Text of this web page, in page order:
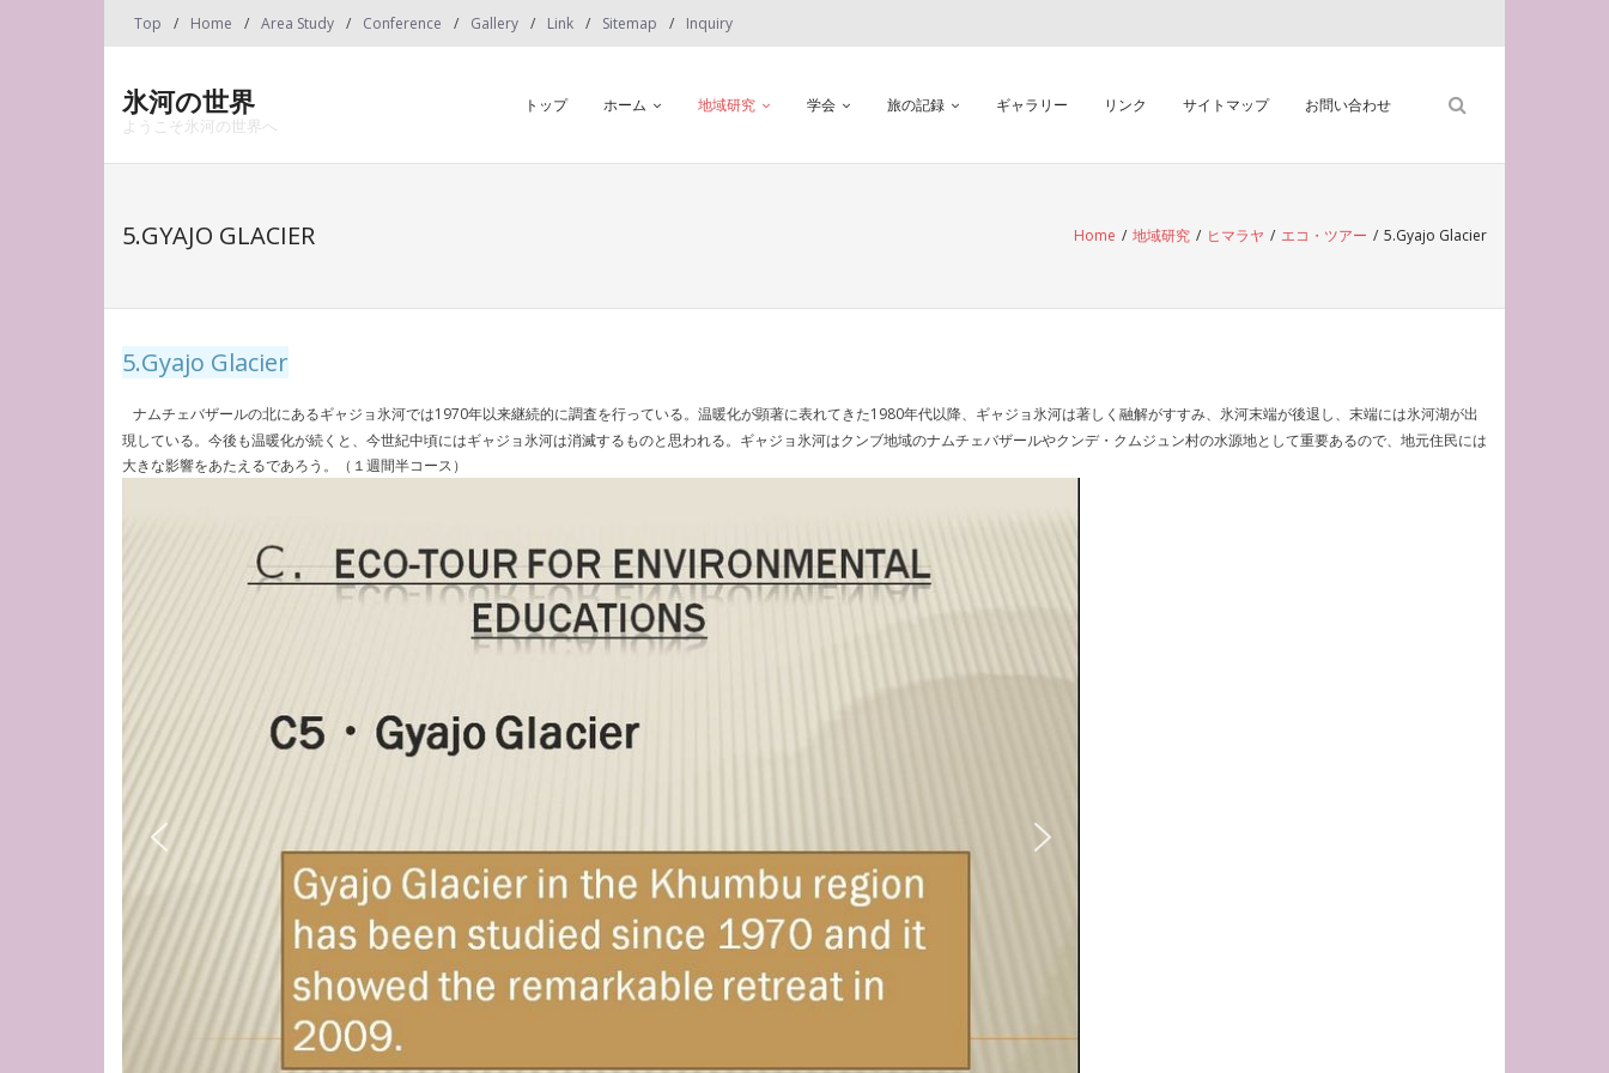
Top Home Area Study Conference Gallery Link Sitemap Inquiry
氷河の世界
ようこそ氷河の世界へ
トップ ホーム 地域研究 学会 旅の記録 ギャラリー リンク サイトマップ お問い合わせ
5.GYAJO GLACIER Home / 地域研究 / ヒマラヤ / エコ・ツアー / 5.Gyajo Glacier
5.Gyajo Glacier
ナムチェバザールの北にあるギャジョ氷河では1970年以来継続的に調査を行っている。温暖化が顕著に表れてきた1980年代以降、ギャジョ氷河は著しく融解がすすみ、氷河末端が後退し、末端には氷河湖が出
現している。今後も温暖化が続くと、今世紀中頃にはギャジョ氷河は消滅するものと思われる。ギャジョ氷河はクンブ地域のナムチェバザールやクンデ・クムジュン村の水源地として重要あるので、地元住民には
大きな影響をあたえるであろう。（１週間半コース）